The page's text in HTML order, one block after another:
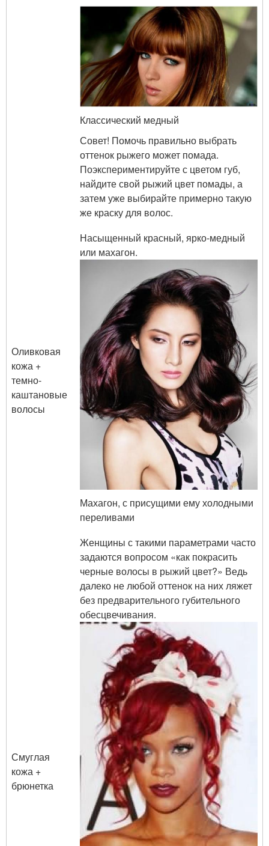
Классический медный
Совет! Помочь правильно выбрать
оттенок рыжего может помада.
Поэкспериментируйте с цветом губ,
найдите свой рыжий цвет помады, а
затем уже выбирайте примерно такую
же краску для волос.
Оливковая
кожа +
темно-
каштановые
волосы
Насыщенный красный, ярко-медный
или махагон.
Махагон, с присущими ему холодными
переливами
Смуглая
кожа +
брюнетка
Женщины с такими параметрами часто
задаются вопросом «как покрасить
черные волосы в рыжий цвет?» Ведь
далеко не любой оттенок на них ляжет
без предварительного губительного
обесцвечивания.